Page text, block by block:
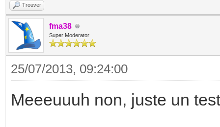
Trouver
fma38
Super Moderator
25/07/2013, 09:24:00
Meeeuuuh non, juste un